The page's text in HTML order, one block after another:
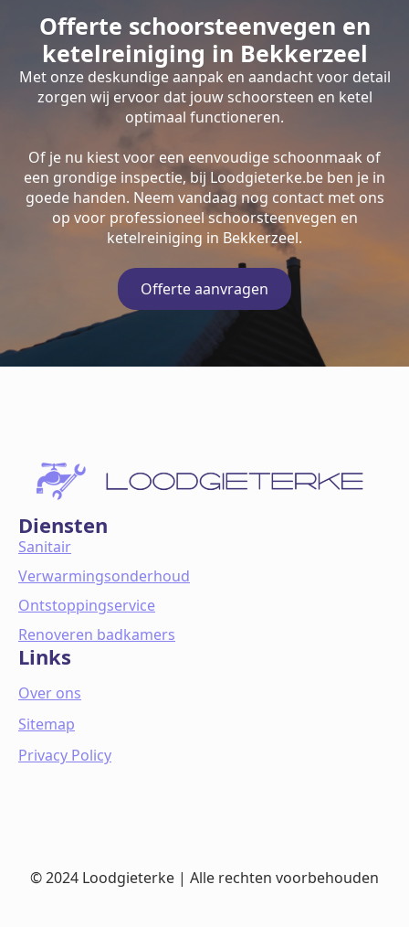
Offerte schoorsteenvegen en
ketelreiniging in Bekkerzeel
Met onze deskundige aanpak en aandacht voor detail
zorgen wij ervoor dat jouw schoorsteen en ketel
optimaal functioneren.
Of je nu kiest voor een eenvoudige schoonmaak of
een grondige inspectie, bij Loodgieterke.be ben je in
goede handen. Neem vandaag nog contact met ons
op voor professioneel schoorsteenvegen en
ketelreiniging in Bekkerzeel.
Offerte aanvragen
Diensten
Sanitair
Verwarmingsonderhoud
Ontstoppingservice
Renoveren badkamers
Links
Over ons
Sitemap
Privacy Policy
© 2024 Loodgieterke | Alle rechten voorbehouden